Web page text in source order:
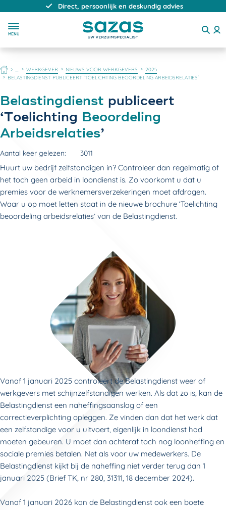
Direct, persoonlijk en deskundig advies
MENU
HOME WERKGEVER NIEUWS VOOR WERKGEVERS
2025
BELASTINGDIENST PUBLICEERT ‘TOELICHTING BEOORDELING ARBEIDSRELATIES’
Belastingdienst publiceert
‘Toelichting Beoordeling
Arbeidsrelaties’
Aantal keer gelezen: 3011
Huurt uw bedrijf zelfstandigen in? Controleer dan regelmatig of
het toch geen arbeid in loondienst is. Zo voorkomt u dat u
premies voor de werknemersverzekeringen moet afdragen.
Waar u op moet letten staat in de nieuwe brochure ‘Toelichting
beoordeling arbeidsrelaties’ van de Belastingdienst.
Vanaf 1 januari 2025 controleert de Belastingdienst weer of
werkgevers met schijnzelfstandigen werken. Als dat zo is, kan de
Belastingdienst een naheffingsaanslag of een
correctieverplichting opleggen. Ze vinden dan dat het werk dat
een zelfstandige voor u uitvoert, eigenlijk in loondienst had
moeten gebeuren. U moet dan achteraf toch nog loonheffing en
sociale premies betalen. Net als voor uw medewerkers. De
Belastingdienst kijkt bij de naheffing niet verder terug dan 1
januari 2025 (Brief TK, nr 280, 31311, 18 december 2024).
Vanaf 1 januari 2026 kan de Belastingdienst ook een boete